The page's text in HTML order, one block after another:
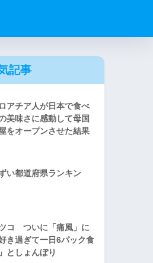
記事
アチア人が日本で食べ
美味さに感動して母国
をオープンさせた結果
い都道府県ランキン
ツコ ついに「痛風」に
き過ぎて一日6パック食
としょんぼり